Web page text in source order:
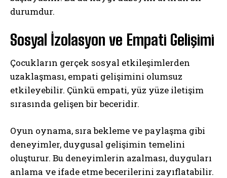
durumdur.
Sosyal İzolasyon ve Empati Gelişimi
Çocukların gerçek sosyal etkileşimlerden
uzaklaşması, empati gelişimini olumsuz
etkileyebilir. Çünkü empati, yüz yüze iletişim
sırasında gelişen bir beceridir.
Oyun oynama, sıra bekleme ve paylaşma gibi
deneyimler, duygusal gelişimin temelini
oluşturur. Bu deneyimlerin azalması, duyguları
anlama ve ifade etme becerilerini zayıflatabilir.